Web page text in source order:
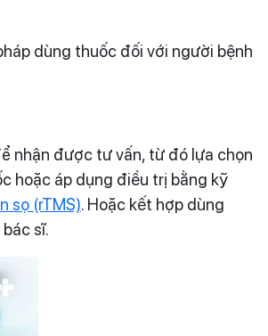
dùng thuốc đối với người bệnh
nhận được tư vấn, từ đó lựa chọn
hoặc áp dụng điều trị bằng kỹ
sọ (rTMS). Hoặc kết hợp dùng
sĩ.